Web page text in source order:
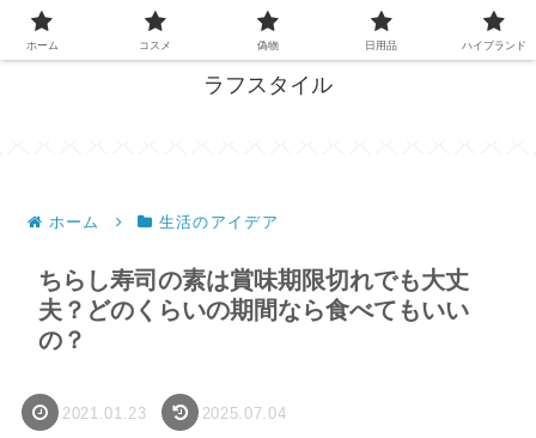
失敗しない買い物、ここで解決！
ラフスタイル
ホーム 生活のアイデア
ちらし寿司の素は賞味期限切れでも大丈
夫？どのくらいの期間なら食べてもいい
の？
2021.01.23 2025.07.04
ホーム コスメ 偽物 日用品 ハイブランド